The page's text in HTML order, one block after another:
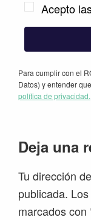
Acepto
Para cumplir con el
Datos) y entender
política de privacidad.
los
lectores
Deja una
Tu dirección
publicada.
marcados con